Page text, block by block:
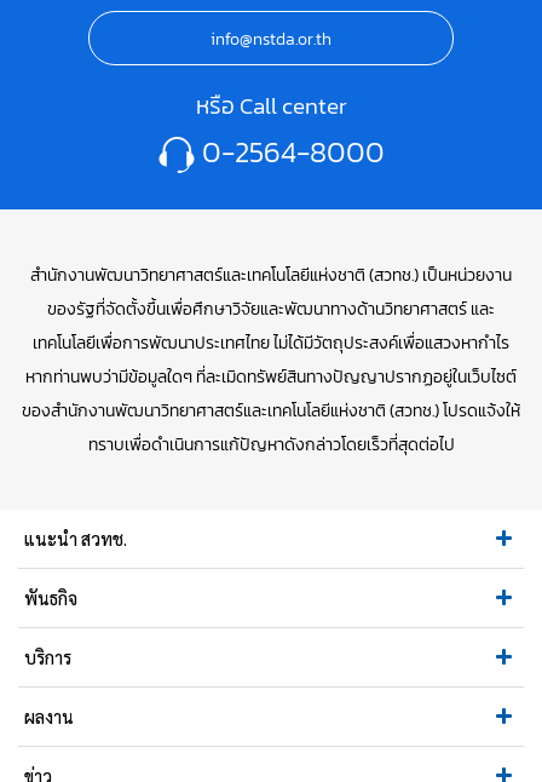
info@nstda.or.th
หรือ Call center
0-2564-8000
สำนักงานพัฒนาวิทยาศาสตร์และเทคโนโลยีแห่งชาติ (สวทช.) เป็นหน่วยงาน
ของรัฐที่จัดตั้งขึ้นเพื่อศึกษาวิจัยและพัฒนาทางด้านวิทยาศาสตร์ และ
เทคโนโลยีเพื่อการพัฒนาประเทศไทย ไม่ได้มีวัตถุประสงค์เพื่อแสวงหากำไร
หากท่านพบว่ามีข้อมูลใดๆ ที่ละเมิดทรัพย์สินทางปัญญาปรากฏอยู่ในเว็บไซต์
ของสำนักงานพัฒนาวิทยาศาสตร์และเทคโนโลยีแห่งชาติ (สวทช.) โปรดแจ้งให้
ทราบเพื่อดำเนินการแก้ปัญหาดังกล่าวโดยเร็วที่สุดต่อไป
แนะนำ สวทช.
พันธกิจ
บริการ
ผลงาน
ข่าว